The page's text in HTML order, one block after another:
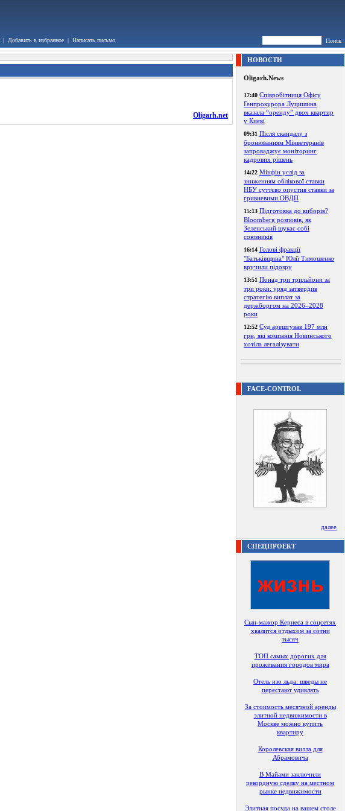
| Добавить в избранное | Написать письмо Поиск
Oligarh.net
НОВОСТИ
Oligarh.News
17:40 Співробітниця Офісу
Генпрокурора Луцишина
вказала “оренду” двох квартир
у Києві
09:31 Після скандалу з
бронюванням Мінветеранів
запроваджує моніторинг
кадрових рішень
14:22 Мінфін услід за
зниженням облікової ставки
НБУ суттєво опустив ставки за
гривневими ОВДП
15:13 Підготовка до виборів?
Bloomberg розповів, як
Зеленський шукає собі
союзників
16:14 Голові фракції
"Батьківщина" Юлії Тимошенко
вручили підозру
13:51 Понад три трильйони за
три роки: уряд затвердив
стратегію виплат за
держборгом на 2026–2028
роки
12:52 Суд арештував 197 млн
грн, які компанія Новинського
хотіла легалізувати
FACE-CONTROL
далее
СПЕЦПРОЕКТ
Сын-мажор Кернеса в соцсетях
хвалится отдыхом за сотни
тысяч
ТОП самых дорогих для
проживания городов мира
Отель изо льда: шведы не
перестают удивлять
За стоимость месячной аренды
элитной недвижимости в
Москве можно купить
квартиру
Королевская вилла для
Абрамовича
В Майами заключили
рекордную сделку на местном
рынке недвижимости
Элитная посуда на вашем столе